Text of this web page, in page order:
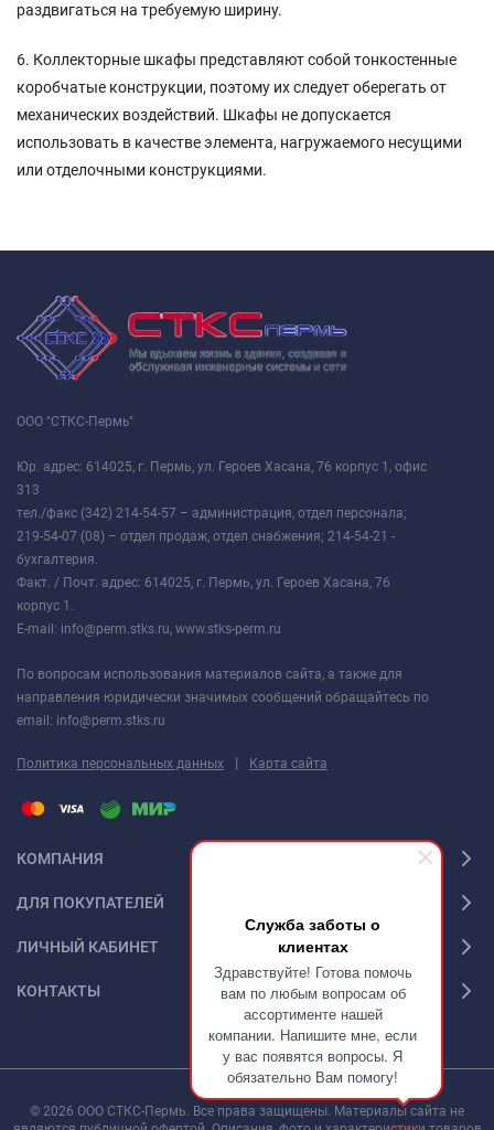
Служба заботы о
клиентах
Здравствуйте! Готова помочь
вам по любым вопросам об
ассортименте нашей
компании. Напишите мне, если
у вас появятся вопросы. Я
обязательно Вам помогу!
раздвигаться на требуемую ширину.
6. Коллекторные шкафы представляют собой тонкостенные
коробчатые конструкции, поэтому их следует оберегать от
механических воздействий. Шкафы не допускается
использовать в качестве элемента, нагружаемого несущими
или отделочными конструкциями.
ООО "СТКС-Пермь"
Юр. адрес: 614025, г. Пермь, ул. Героев Хасана, 76 корпус 1, офис
313
тел./факс (342) 214-54-57 – администрация, отдел персонала;
219-54-07 (08) – отдел продаж, отдел снабжения; 214-54-21 -
бухгалтерия.
Факт. / Почт. адрес: 614025, г. Пермь, ул. Героев Хасана, 76
корпус 1.
E-mail: info@perm.stks.ru, www.stks-perm.ru
По вопросам использования материалов сайта, а также для
направления юридически значимых сообщений обращайтесь по
email: info@perm.stks.ru
Политика персональных данных | Карта сайта
КОМПАНИЯ
ДЛЯ ПОКУПАТЕЛЕЙ
ЛИЧНЫЙ КАБИНЕТ
КОНТАКТЫ
© 2026 ООО СТКС-Пермь. Все права защищены. Материалы сайта не